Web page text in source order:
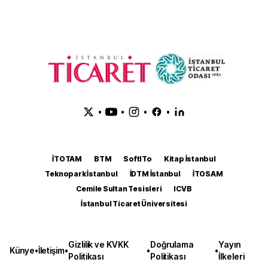
• • • •
İTOTAM BTM SoftITo
Kitap İstanbul
Teknopark İstanbul
İDTM İstanbul
İTOSAM
Cemile Sultan Tesisleri
ICVB
İstanbul Ticaret Üniversitesi
Künye•İletişim•
Gizlilik ve KVKK
Politikası
•
Doğrulama
Politikası
•
Yayın
İlkeleri